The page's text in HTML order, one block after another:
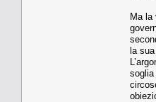
Ma la
la